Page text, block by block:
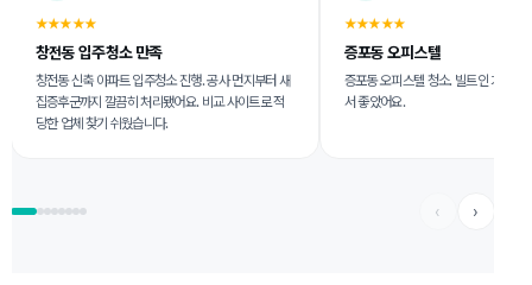
★★★★★
창전동 입주청소 만족
창전동 신축 아파트 입주청소 진행. 공사 먼지부터 새
집증후군까지 깔끔히 처리됐어요. 비교 사이트로 적
당한 업체 찾기 쉬웠습니다.
★★★★★
증포동 오피스텔
증포동 오피스텔 청소. 빌트인 가전까
서 좋았어요.
‹ ›